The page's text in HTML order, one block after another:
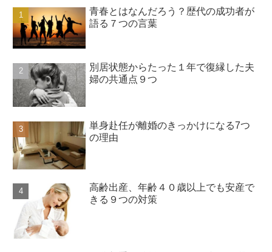
青春とはなんだろう？歴代の成功者が
語る７つの言葉
別居状態からたった１年で復縁した夫
婦の共通点９つ
単身赴任が離婚のきっかけになる7つ
の理由
高齢出産、年齢４０歳以上でも安産で
きる９つの対策